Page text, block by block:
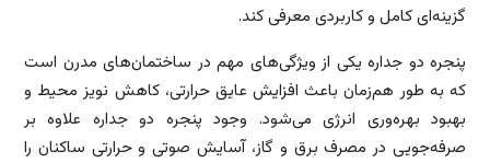
گزینه‌ای کامل و کاربردی معرفی کند.
پنجره دو جداره یکی از ویژگی‌های مهم در ساختمان‌های مدرن است
که به طور هم‌زمان باعث افزایش عایق حرارتی، کاهش نویز محیط و
بهبود بهره‌وری انرژی می‌شود. وجود پنجره دو جداره علاوه بر
صرفه‌جویی در مصرف برق و گاز، آسایش صوتی و حرارتی ساکنان را